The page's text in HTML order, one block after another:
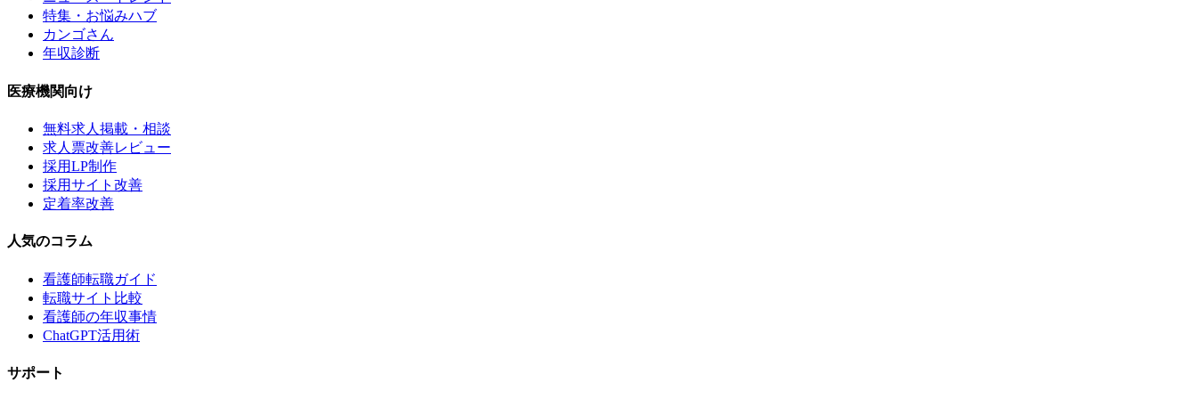
特集・お悩みハブ
カンゴさん
年収診断
医療機関向け
無料求人掲載・相談
求人票改善レビュー
採用LP制作
採用サイト改善
定着率改善
人気のコラム
看護師転職ガイド
転職サイト比較
看護師の年収事情
ChatGPT活用術
サポート